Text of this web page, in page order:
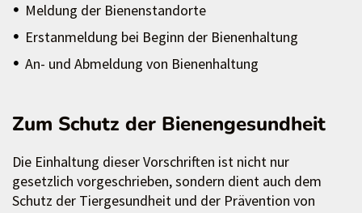
Meldung der Bienenstandorte
Erstanmeldung bei Beginn der Bienenhaltung
An- und Abmeldung von Bienenhaltung
Zum Schutz der Bienengesundheit
Die Einhaltung dieser Vorschriften ist nicht nur
gesetzlich vorgeschrieben, sondern dient auch dem
Schutz der Tiergesundheit und der Prävention von